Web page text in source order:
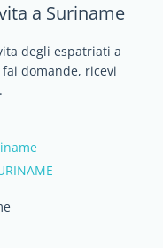
a Suriname
degli espatriati a
domande, ricevi